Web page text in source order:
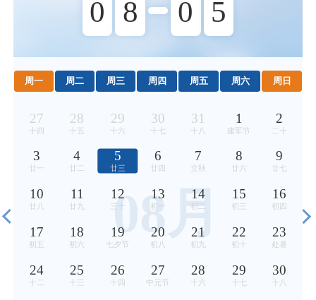
0 8 0 5
08月
周一 周二 周三 周四 周五 周六 周日
27
十四
28
十五
29
十六
30
十七
31
十八
1
建军节
2
二十
3
廿一
4
廿二
5
廿三
6
廿四
7
立秋
8
廿六
9
廿七
10
廿八
11
廿九
12
三十
13
初一
14
初二
15
初三
16
初四
17
初五
18
初六
19
七夕节
20
初八
21
初九
22
初十
23
处暑
24
十二
25
十三
26
十四
27
中元节
28
十六
29
十七
30
十八